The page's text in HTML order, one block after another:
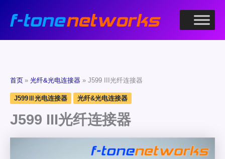
首页 光纤&光电连接器 J599 III光纤连接器
J599Ⅲ光电连接器 光纤&光电连接器
J599 III光纤连接器